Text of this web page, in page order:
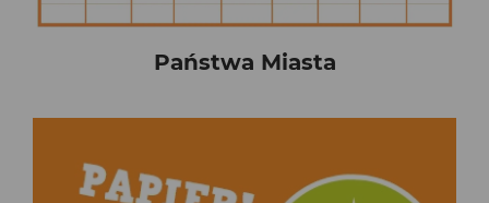
Państwa Miasta